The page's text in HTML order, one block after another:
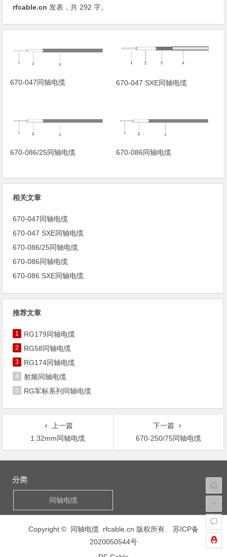
rfcable.cn 发表，共 292 字。
670-047同轴电缆 670-047 SXE同轴电缆
670-086/25同轴电缆 670-086同轴电缆
相关文章
670-047同轴电缆
670-047 SXE同轴电缆
670-086/25同轴电缆
670-086同轴电缆
670-086 SXE同轴电缆
推荐文章
1 RG179同轴电缆
2 RG58同轴电缆
3 RG174同轴电缆
4 射频同轴电缆
5 RG军标系列同轴电缆
上一篇
1.32mm同轴电缆
下一篇
670-250/75同轴电缆
文
分类
同轴电缆
Copyright © 同轴电缆 rfcable.cn 版权所有. 苏ICP备
2020050544号